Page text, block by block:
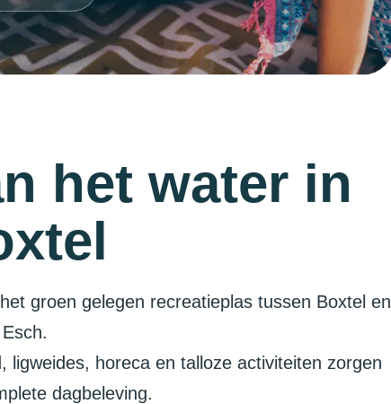
het water in
groen gelegen recreatieplas tussen Boxtel en
Esch.
horeca en talloze activiteiten zorgen
dagbeleving.